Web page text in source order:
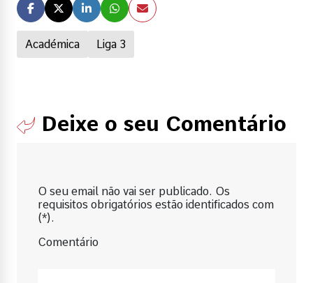
Académica Liga 3
Deixe o seu Comentário
O seu email não vai ser publicado. Os
requisitos obrigatórios estão identificados com
(*).
Comentário